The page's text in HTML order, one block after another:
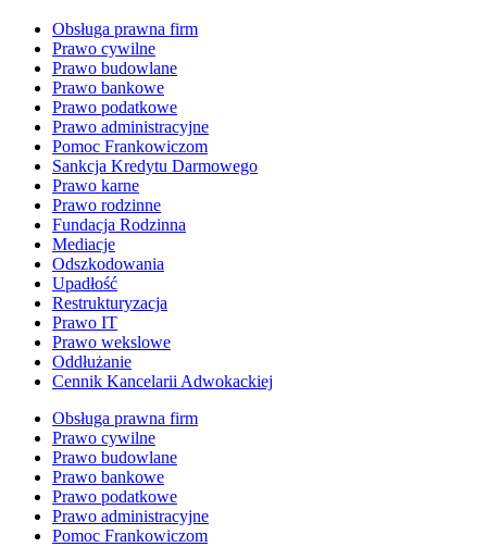
Obsługa prawna firm
Prawo cywilne
Prawo budowlane
Prawo bankowe
Prawo podatkowe
Prawo administracyjne
Pomoc Frankowiczom
Sankcja Kredytu Darmowego
Prawo karne
Prawo rodzinne
Fundacja Rodzinna
Mediacje
Odszkodowania
Upadłość
Restrukturyzacja
Prawo IT
Prawo wekslowe
Oddłużanie
Cennik Kancelarii Adwokackiej
Obsługa prawna firm
Prawo cywilne
Prawo budowlane
Prawo bankowe
Prawo podatkowe
Prawo administracyjne
Pomoc Frankowiczom